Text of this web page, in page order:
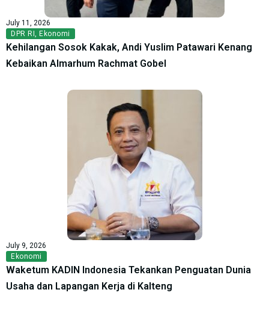
July 11, 2026
DPR RI, Ekonomi
Kehilangan Sosok Kakak, Andi Yuslim Patawari Kenang
Kebaikan Almarhum Rachmat Gobel
July 9, 2026
Ekonomi
Waketum KADIN Indonesia Tekankan Penguatan Dunia
Usaha dan Lapangan Kerja di Kalteng